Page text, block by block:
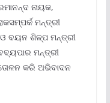
ନାୟକ,
ମନ୍ତ୍ରୀ
ବୟନ ଶିଳ୍ପ ମନ୍ତ୍ରୀ
ମନ୍ତ୍ରୀ
କରି ଅଭିବାଦନ